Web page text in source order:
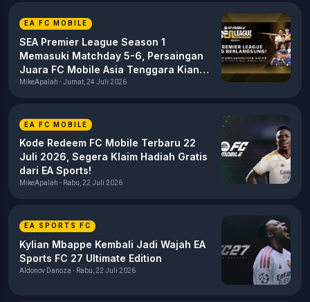
EA FC MOBILE
SEA Premier League Season 1
Memasuki Matchday 5-6, Persaingan
Juara FC Mobile Asia Tenggara Kian
Sengit
MikeApalah - Jumat, 24 Juli 2026
EA FC MOBILE
Kode Redeem FC Mobile Terbaru 22
Juli 2026, Segera Klaim Hadiah Gratis
dari EA Sports!
MikeApalah - Rabu, 22 Juli 2026
EA SPORTS FC
Kylian Mbappe Kembali Jadi Wajah EA
Sports FC 27 Ultimate Edition
Aldonov Danoza - Rabu, 22 Juli 2026